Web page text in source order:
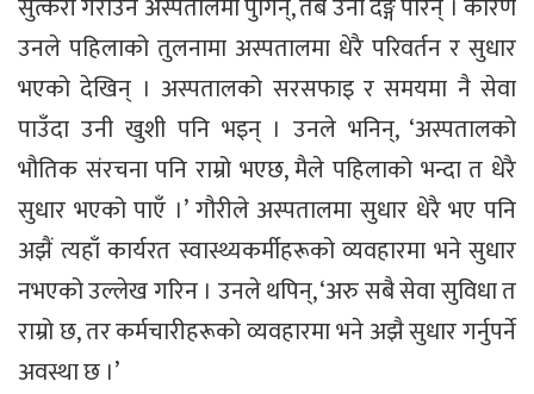
उनले पहिलाको तुलनामा अस्पतालमा धेरै परिवर्तन र सुधार
भएको देखिन् । अस्पतालको सरसफाइ र समयमा नै सेवा
पाउँदा उनी खुशी पनि भइन् । उनले भनिन्, ‘अस्पतालको
भौतिक संरचना पनि राम्रो भएछ, मैले पहिलाको भन्दा त धेरै
सुधार भएको पाएँ ।’ गौरीले अस्पतालमा सुधार धेरै भए पनि
अझैं त्यहाँ कार्यरत स्वास्थ्यकर्मीहरूको व्यवहारमा भने सुधार
नभएको उल्लेख गरिन । उनले थपिन्, ‘अरु सबै सेवा सुविधा त
राम्रो छ, तर कर्मचारीहरूको व्यवहारमा भने अझै सुधार गर्नुपर्ने
अवस्था छ ।’